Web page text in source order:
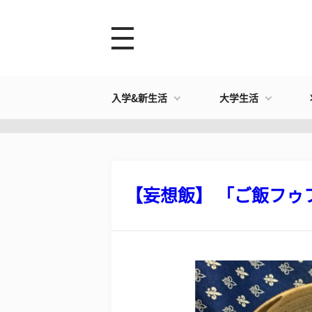
入学&新生活 大学生活
【妄想飯】 「ご飯フ